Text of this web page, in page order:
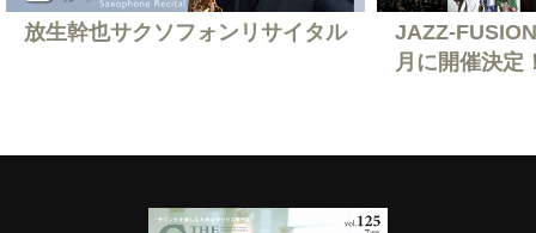
放生幹也サクソフォンリサイタル
JAZZ-
月に開催決定